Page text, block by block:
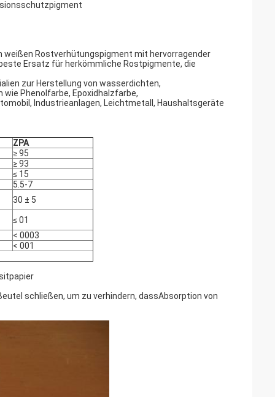
Rostverhütungspigment mit hervorragender
Ersatz für herkömmliche Rostpigmente, die
zur Herstellung von wasserdichten,
Phenolfarbe, Epoxidhalzfarbe,
Industrieanlagen, Leichtmetall, Haushaltsgeräte
ZPA
≥ 95
≥ 93
≤ 15
5.5-7
30 ± 5
≤ 01
< 0003
< 001
schließen, um zu verhindern, dassAbsorption von